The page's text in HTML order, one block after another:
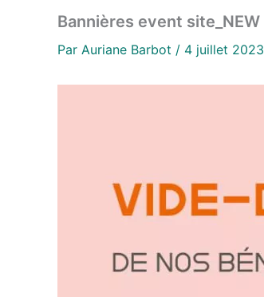
Bannières event site_NEW
Par Auriane Barbot / 4 juillet 2023